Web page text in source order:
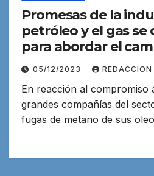
Promesas de la
petróleo y el gas
para abordar el
05/12/2023 REDACCION
En reacción al compromiso
grandes compañías del
fugas de metano de sus